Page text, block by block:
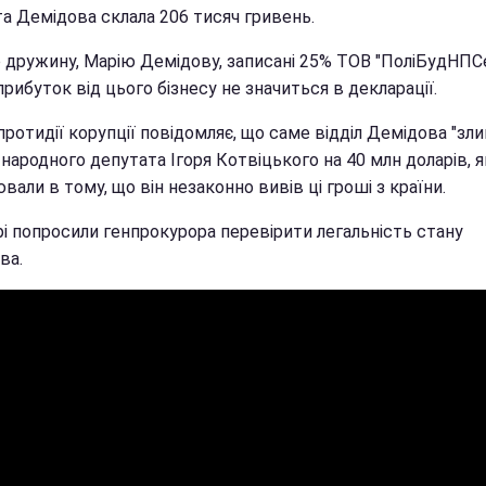
Демідова склала 206 тисяч гривень.
дружину, Марію Демідову, записані 25% ТОВ
від цього бізнесу не значиться в декларації.
корупції повідомляє, що саме відділ Демідова
депутата Ігоря Котвіцького на 40 млн доларів,
в тому, що він незаконно вивів ці гроші з країни.
попросили генпрокурора перевірити легальність стану